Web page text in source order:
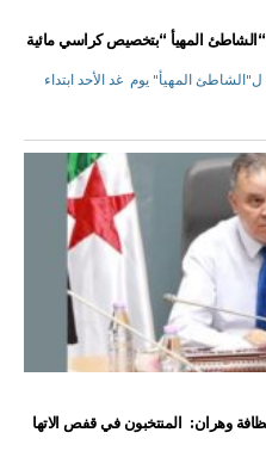
المهيأ “بتخصيص كراسي مائية
ل"الشاطئ المهيأ" يوم غد الأحد ابتداء
وهران: المنتخبون في قفص الاتها